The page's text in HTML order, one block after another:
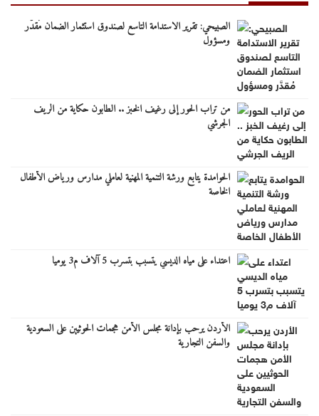
الصبيحي: تقرير الاستدامة التاسع لصندوق استثمار الضمان مُقدَّر
ومسؤول
من تراب الحور إلى رغيف الخبز .. الطابون حكاية من الريف
الجرشي
الحوامدة يتابع ورشة التنمية المهنية لعاملي مدارس ورياض الأطفال
الخاصة
اعتداء على مياه الديسي يتسبب بتسرب 5 آلاف م3 يوميا
الأردن يرحب بإدانة مجلس الأمن هجمات الحوثيين على السعودية
والسفن التجارية